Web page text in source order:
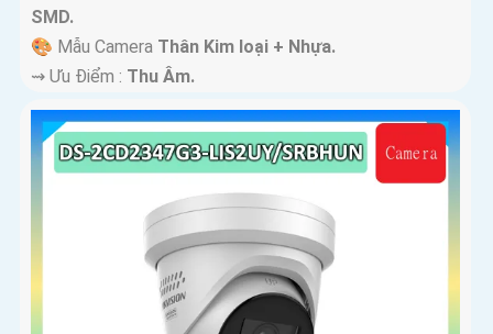
SMD.
🎨 Mẫu Camera Thân Kim loại + Nhựa.
️⇝ Ưu Điểm : Thu Âm.